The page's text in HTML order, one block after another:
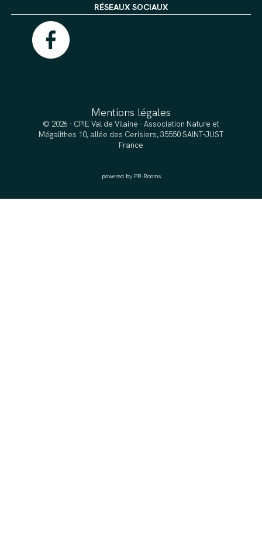
RÉSEAUX SOCIAUX
Mentions légales
© 2026 - CPIE Val de Vilaine - Association Nature et
Mégalithes 10, allée des Cerisiers, 35550 SAINT-JUST
France
powered by PR-Rooms